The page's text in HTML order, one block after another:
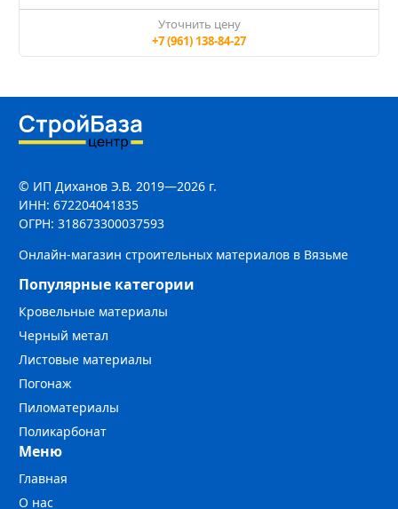
Уточнить цену
+7 (961) 138-84-27
© ИП Диханов Э.В. 2019—2026 г.
ИНН: 672204041835
ОГРН: 318673300037593
Онлайн-магазин строительных материалов в Вязьме
Популярные категории
Кровельные материалы
Черный метал
Листовые материалы
Погонаж
Пиломатериалы
Поликарбонат
Меню
Главная
О нас